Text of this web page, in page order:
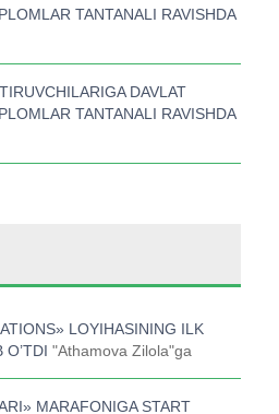
TANTANALI RAVISHDA
DAVLAT
TANTANALI RAVISHDA
LOYIHASINING ILK
O’TDI "Athamova Zilola"ga
MARAFONIGA START